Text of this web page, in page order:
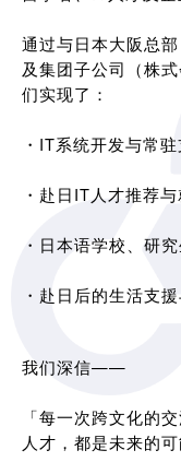
通过与日本大阪总
及集团子公司（株
们实现了：
・IT系统开发与常
・赴日IT人才推荐
・日本语学校、研
・赴日后的生活支
我们深信——
「每一次跨文化的
人才，都是未来的可